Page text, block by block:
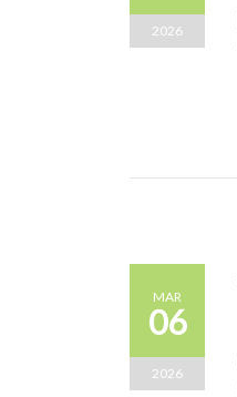
2026
MAR
06
2026